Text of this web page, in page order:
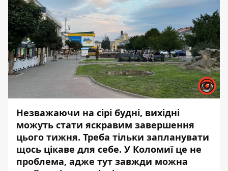
Незважаючи на сірі будні, вихідні
можуть стати яскравим завершення
цього тижня. Треба тільки запланувати
щось цікаве для себе. У Коломиї це не
проблема, адже тут завжди можна